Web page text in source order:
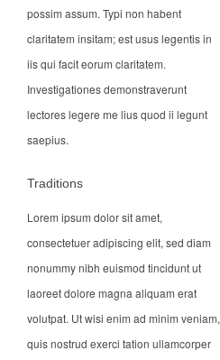
possim assum. Typi non habent
claritatem insitam; est usus legentis in
iis qui facit eorum claritatem.
Investigationes demonstraverunt
lectores legere me lius quod ii legunt
saepius.
Traditions
Lorem ipsum dolor sit amet,
consectetuer adipiscing elit, sed diam
nonummy nibh euismod tincidunt ut
laoreet dolore magna aliquam erat
volutpat. Ut wisi enim ad minim veniam,
quis nostrud exerci tation ullamcorper